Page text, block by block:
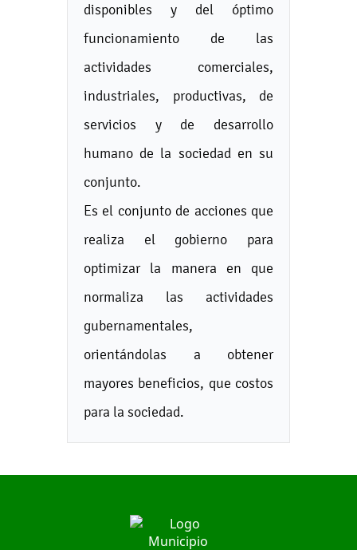
disponibles y del óptimo
funcionamiento de las
actividades comerciales,
industriales, productivas, de
servicios y de desarrollo
humano de la sociedad en su
conjunto.
Es el conjunto de acciones que
realiza el gobierno para
optimizar la manera en que
normaliza las actividades
gubernamentales,
orientándolas a obtener
mayores beneficios, que costos
para la sociedad.